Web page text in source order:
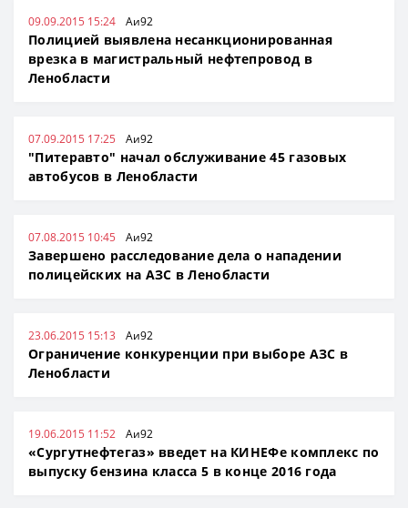
09.09.2015 15:24 Аи92
Полицией выявлена несанкционированная
врезка в магистральный нефтепровод в
Ленобласти
07.09.2015 17:25 Аи92
"Питеравто" начал обслуживание 45 газовых
автобусов в Ленобласти
07.08.2015 10:45 Аи92
Завершено расследование дела о нападении
полицейских на АЗС в Ленобласти
23.06.2015 15:13 Аи92
Ограничение конкуренции при выборе АЗС в
Ленобласти
19.06.2015 11:52 Аи92
«Сургутнефтегаз» введет на КИНЕФе комплекс по
выпуску бензина класса 5 в конце 2016 года